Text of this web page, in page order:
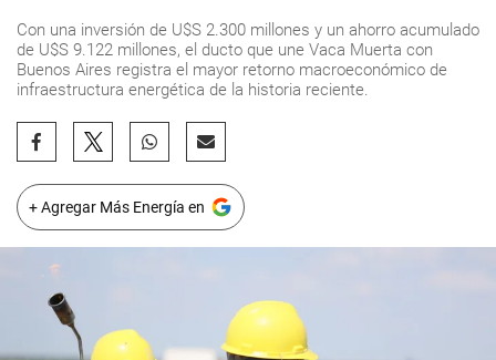
Con una inversión de U$S 2.300 millones y un ahorro acumulado
de U$S 9.122 millones, el ducto que une Vaca Muerta con
Buenos Aires registra el mayor retorno macroeconómico de
infraestructura energética de la historia reciente.
+ Agregar Más Energía en